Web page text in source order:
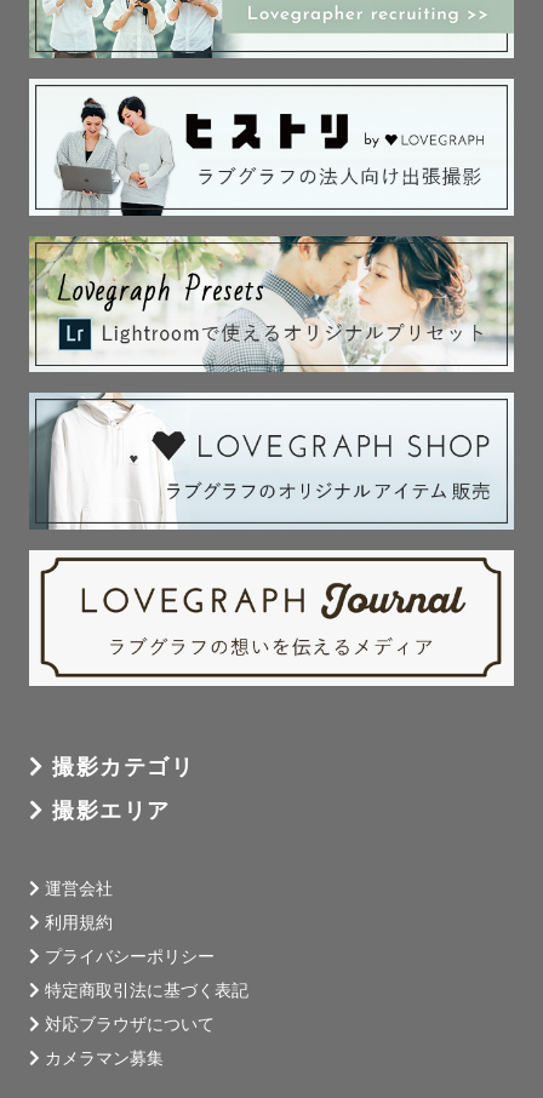
撮影カテゴリ
撮影エリア
運営会社
利用規約
プライバシーポリシー
特定商取引法に基づく表記
対応ブラウザについて
カメラマン募集